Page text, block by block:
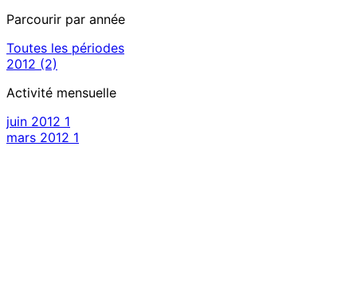
Parcourir par année
Toutes les périodes
2012 (2)
Activité mensuelle
juin 2012 1
mars 2012 1